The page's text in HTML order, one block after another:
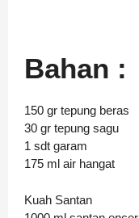
Bahan :
150 gr tepung beras
30 gr tepung sagu
1 sdt garam
175 ml air hangat
Kuah Santan